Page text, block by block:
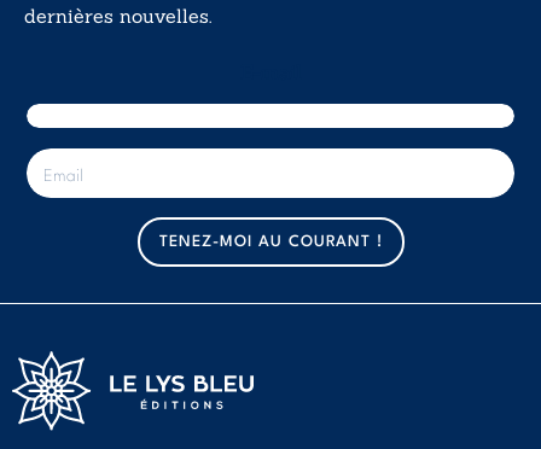
dernières nouvelles.
E
-
m
TENEZ-MOI AU COURANT !